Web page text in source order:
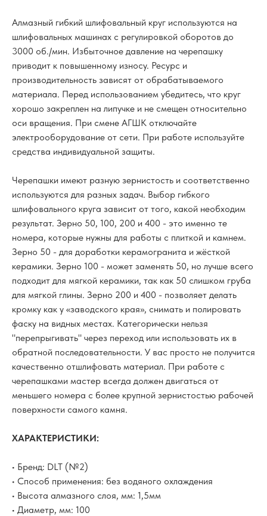
Алмазный гибкий шлифовальный круг используются на
шлифовальных машинах с регулировкой оборотов до
3000 об./мин. Избыточное давление на черепашку
приводит к повышенному износу. Ресурс и
производительность зависят от обрабатываемого
материала. Перед использованием убедитесь, что круг
хорошо закреплен на липучке и не смещен относительно
оси вращения. При смене АГШК отключайте
электрооборудование от сети. При работе используйте
средства индивидуальной защиты.
Черепашки имеют разную зернистость и соответственно
используются для разных задач. Выбор гибкого
шлифовального круга зависит от того, какой необходим
результат. Зерно 50, 100, 200 и 400 - это именно те
номера, которые нужны для работы с плиткой и камнем.
Зерно 50 - для доработки керамогранита и жёсткой
керамики. Зерно 100 - может заменять 50, но лучше всего
подходит для мягкой керамики, так как 50 слишком груба
для мягкой глины. Зерно 200 и 400 - позволяет делать
кромку как у «заводского края», снимать и полировать
фаску на видных местах. Категорически нельзя
"перепрыгивать" через переход или использовать их в
обратной последовательности. У вас просто не получится
качественно отшлифовать материал. При работе с
черепашками мастер всегда должен двигаться от
меньшего номера с более крупной зернистостью рабочей
поверхности самого камня.
ХАРАКТЕРИСТИКИ:
• Бренд: DLT (№2)
• Способ применения: без водяного охлаждения
• Высота алмазного слоя, мм: 1,5мм
• Диаметр, мм: 100